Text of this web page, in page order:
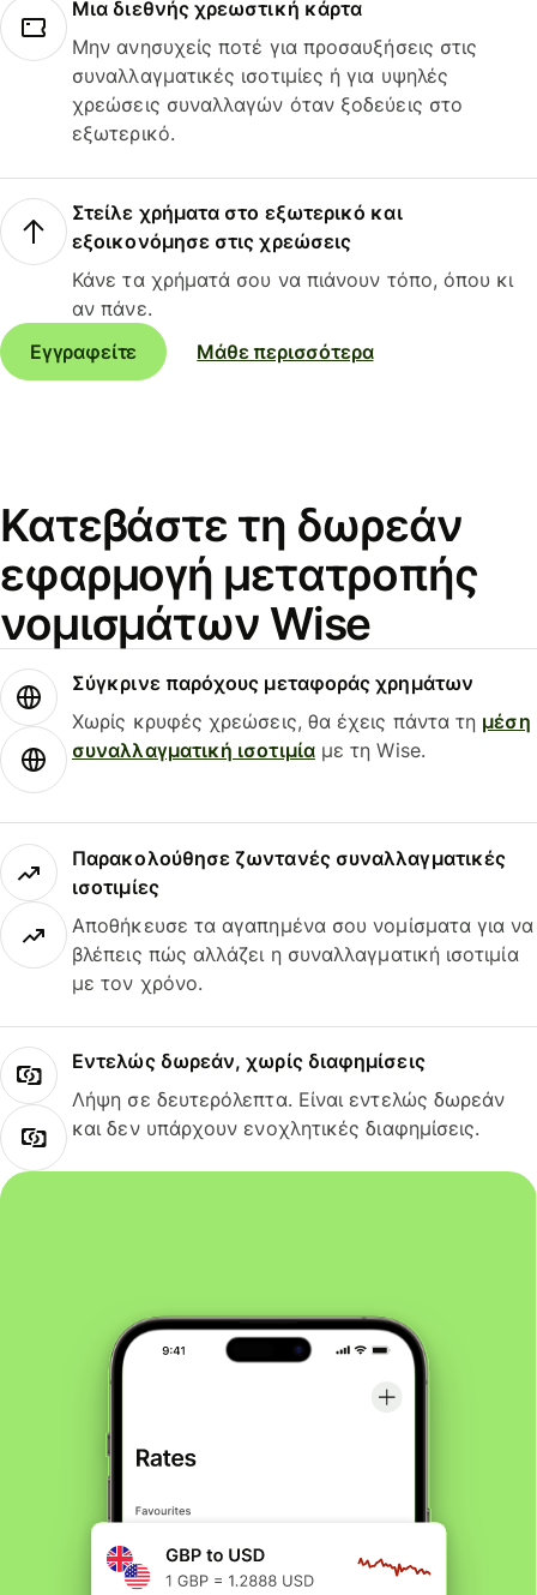
Μια διεθνής χρεωστική κάρτα
Μην ανησυχείς ποτέ για προσαυξήσεις στις
συναλλαγματικές ισοτιμίες ή για υψηλές
χρεώσεις συναλλαγών όταν ξοδεύεις στο
εξωτερικό.
Στείλε χρήματα στο εξωτερικό και
εξοικονόμησε στις χρεώσεις
Κάνε τα χρήματά σου να πιάνουν τόπο, όπου κι
αν πάνε.
Εγγραφείτε
Μάθε περισσότερα
Κατεβάστε τη δωρεάν
εφαρμογή μετατροπής
νομισμάτων Wise
Σύγκρινε παρόχους μεταφοράς χρημάτων
Χωρίς κρυφές χρεώσεις, θα έχεις πάντα τη μέση
συναλλαγματική ισοτιμίαμε τη Wise.
Παρακολούθησε ζωντανές συναλλαγματικές
ισοτιμίες
Αποθήκευσε τα αγαπημένα σου νομίσματα για να
βλέπεις πώς αλλάζει η συναλλαγματική ισοτιμία
με τον χρόνο.
Εντελώς δωρεάν, χωρίς διαφημίσεις
Λήψη σε δευτερόλεπτα. Είναι εντελώς δωρεάν
και δεν υπάρχουν ενοχλητικές διαφημίσεις.